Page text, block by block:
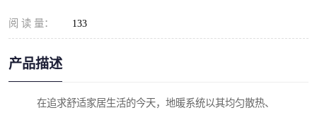
阅 读 量： 133
产品描述
在追求舒适家居生活的今天，地暖系统以其均匀散热、